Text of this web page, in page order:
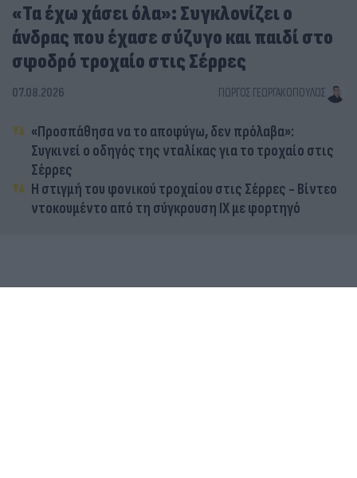
«Τα έχω χάσει όλα»: Συγκλονίζει ο
άνδρας που έχασε σύζυγο και παιδί στο
σφοδρό τροχαίο στις Σέρρες
07.08.2026 ΓΙΏΡΓΟΣ ΓΕΩΡΓΑΚΌΠΟΥΛΟΣ
«Προσπάθησα να το αποφύγω, δεν πρόλαβα»:
Συγκινεί ο οδηγός της νταλίκας για το τροχαίο στις
Σέρρες
Η στιγμή του φονικού τροχαίου στις Σέρρες - Βίντεο
ντοκουμέντο από τη σύγκρουση ΙΧ με φορτηγό